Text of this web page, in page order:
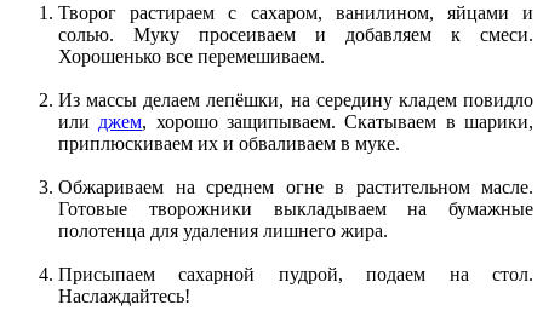
Творог растираем с сахаром, ванилином, яйцами и
солью. Муку просеиваем и добавляем к смеси.
Хорошенько все перемешиваем.
Из массы делаем лепёшки, на середину кладем повидло
или джем, хорошо защипываем. Скатываем в шарики,
приплюскиваем их и обваливаем в муке.
Обжариваем на среднем огне в растительном масле.
Готовые творожники выкладываем на бумажные
полотенца для удаления лишнего жира.
Присыпаем сахарной пудрой, подаем на стол.
Наслаждайтесь!